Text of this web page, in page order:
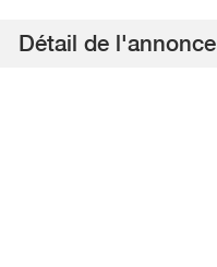
Détail de l'annonce